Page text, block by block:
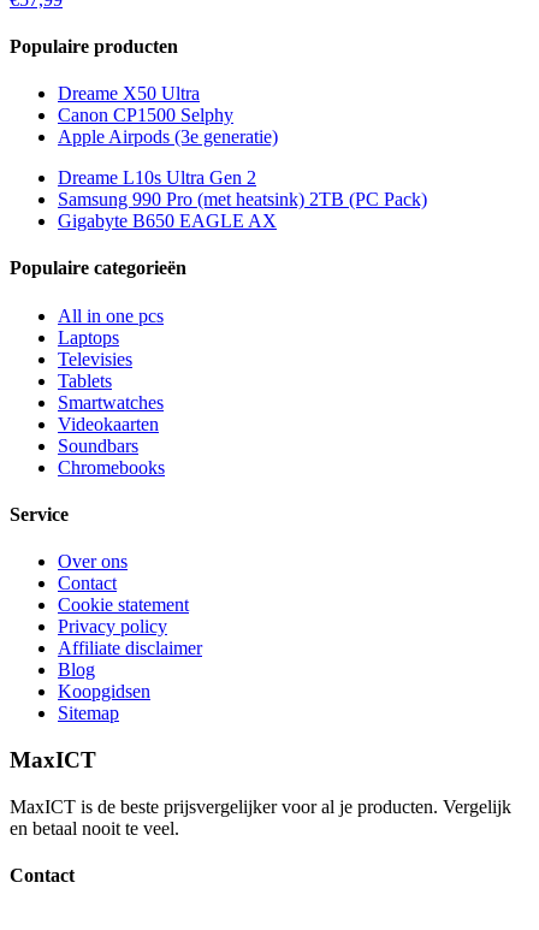
Populaire producten
Dreame X50 Ultra
Canon CP1500 Selphy
Apple Airpods (3e generatie)
Dreame L10s Ultra Gen 2
Samsung 990 Pro (met heatsink) 2TB (PC Pack)
Gigabyte B650 EAGLE AX
Populaire categorieën
All in one pcs
Laptops
Televisies
Tablets
Smartwatches
Videokaarten
Soundbars
Chromebooks
Service
Over ons
Contact
Cookie statement
Privacy policy
Affiliate disclaimer
Blog
Koopgidsen
Sitemap
MaxICT
MaxICT is de beste prijsvergelijker voor al je producten. Vergelijk
en betaal nooit te veel.
Contact